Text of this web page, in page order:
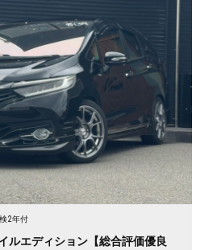
2年付
エディション【総合評価優良